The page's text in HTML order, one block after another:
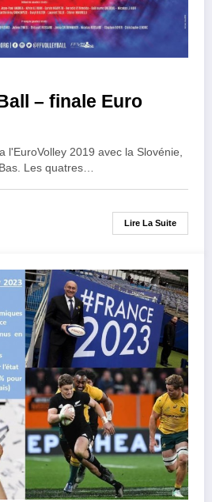
– finale Euro
l'EuroVolley 2019 avec la Slovénie,
Les quatres…
Lire La Suite